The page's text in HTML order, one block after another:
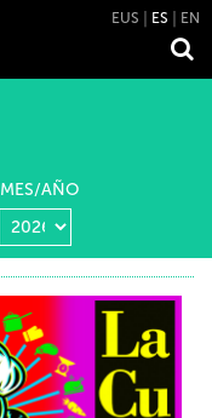
EUS ES EN
AÑO